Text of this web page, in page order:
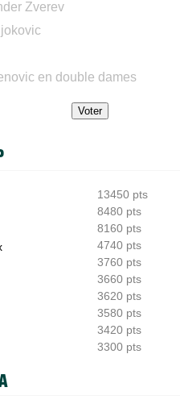
championne d’Europe
14:40
qualifié pour Turin
12:45
Sabalenka reste n°1 mondiale
Zverev
en double dames
13450 pts
8480 pts
8160 pts
4740 pts
3760 pts
3660 pts
3620 pts
3580 pts
3420 pts
3300 pts